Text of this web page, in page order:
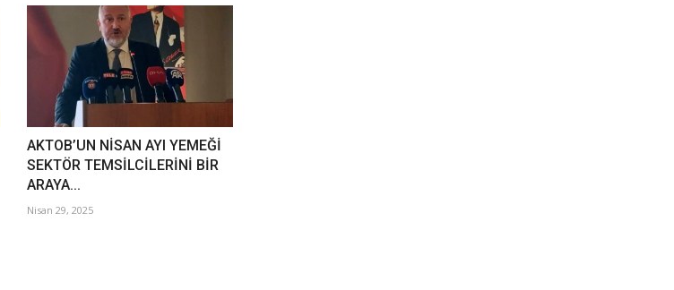
AKTOB’UN NİSAN AYI YEMEĞİ
SEKTÖR TEMSİLCİLERİNİ BİR
ARAYA...
Nisan 29, 2025